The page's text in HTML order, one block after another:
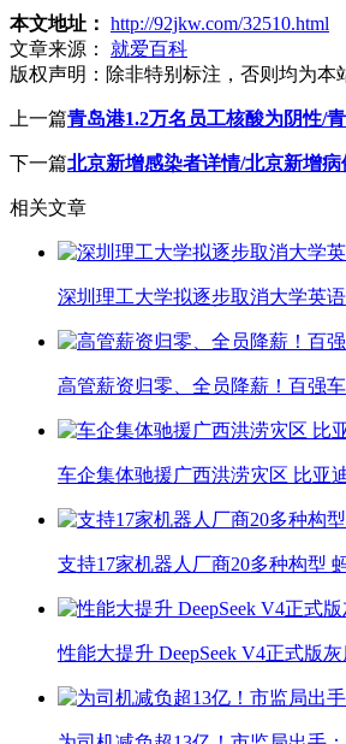
本文地址： http://92jkw.com/32510.html
文章来源：
就爱百科
版权声明： 除非特别标注，否则均为本
上一篇青岛港1.2万名员工核酸为阴性/
下一篇北京新增感染者详情/北京新增
相关文章
深圳理工大学拟逐步取消大学英
高管薪资归零、全员降薪！百强
车企集体驰援广西洪涝灾区 比亚
支持17家机器人厂商20多种构型
性能大提升 DeepSeek V4正式版